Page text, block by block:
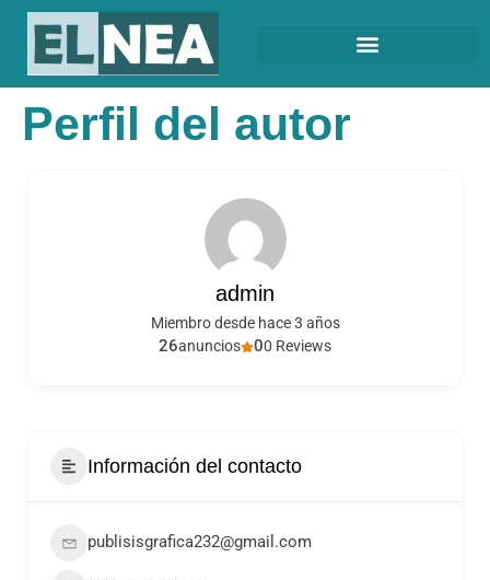
Perfil del autor
admin
Miembro desde hace 3 años
00 Reviews
26anuncios
Información del contacto
publisisgrafica232@gmail.com